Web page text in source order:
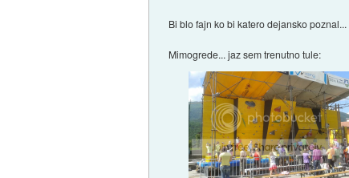
Bi blo fajn ko bi katero dejansko
Mimogrede... jaz sem trenutno tule: